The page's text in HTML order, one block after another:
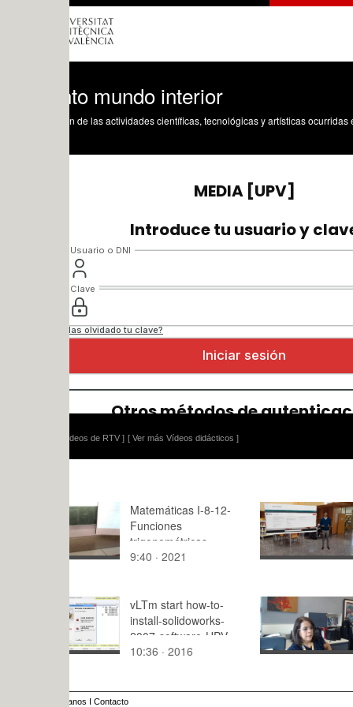
mundo interior
de las actividades científicas, tecnológicas y artísticas ocurridas en los tres
[ Ver más Vídeos didácticos ]
Matemáticas I-8-12-
Funciones
trigonométricas
9:40 · 2021
Tutorial
Jornada
ETSA
3:24 · 2023
vLTm start how-to-
install-solidoworks-
2007-software-UPV-
win8 no-audio 1 of 2
10:36 · 2016
UNAH 3
91:12 ·